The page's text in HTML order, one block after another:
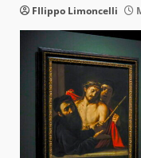
FIlippo Limoncelli